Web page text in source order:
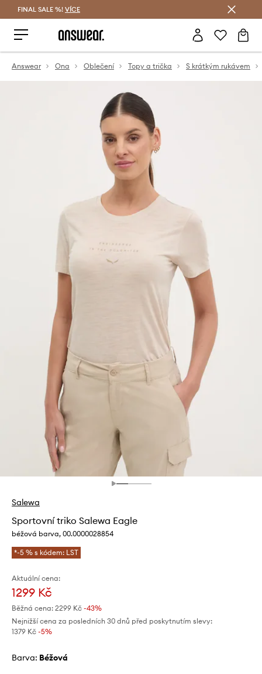
FINAL SALE %! VÍCE
Answear Ona Oblečení Topy a trička S krátkým rukávem
Salewa
Sportovní triko Salewa Eagle
béžová barva, 00.0000028854
*-5 % s kódem: LST
Aktuální cena:
1299 Kč
Běžná cena: 2299 Kč -43%
Nejnižší cena za posledních 30 dnů před poskytnutím slevy:
1379 Kč -5%
Barva: béžová